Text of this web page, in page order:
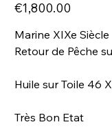
Price
€1,800.00
Marine XIXe Siècle
Retour de Pêche
Huile sur Toile 46
Très Bon Etat